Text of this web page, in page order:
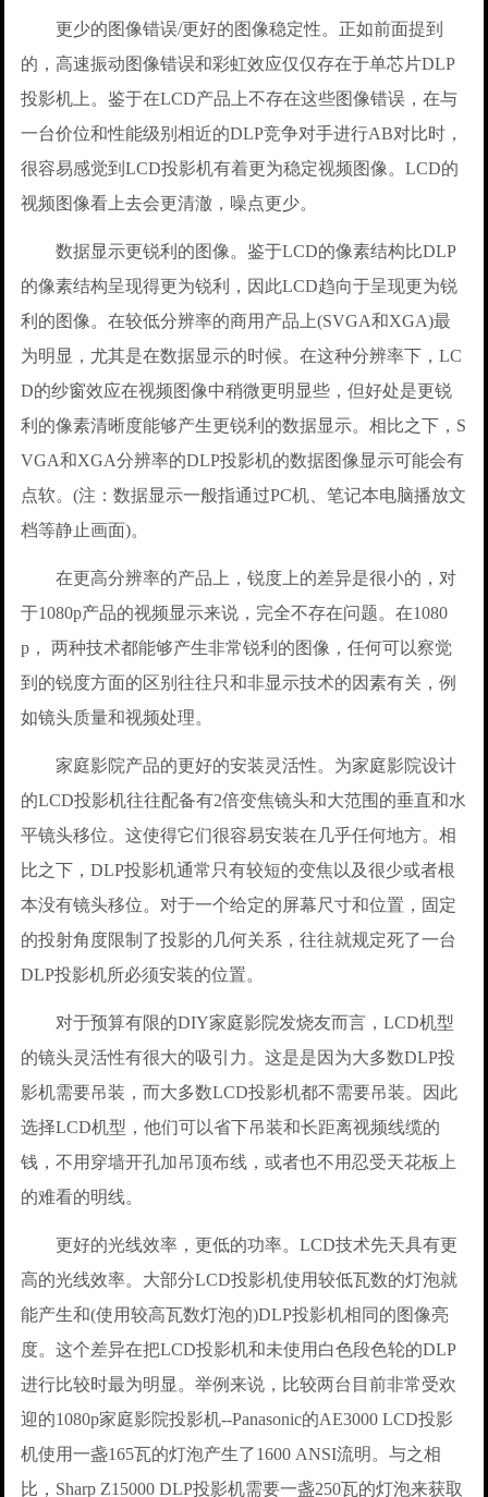
更少的图像错误/更好的图像稳定性。正如前面提到
的，高速振动图像错误和彩虹效应仅仅存在于单芯片DLP
投影机上。鉴于在LCD产品上不存在这些图像错误，在与
一台价位和性能级别相近的DLP竞争对手进行AB对比时，
很容易感觉到LCD投影机有着更为稳定视频图像。LCD的
视频图像看上去会更清澈，噪点更少。
数据显示更锐利的图像。鉴于LCD的像素结构比DLP
的像素结构呈现得更为锐利，因此LCD趋向于呈现更为锐
利的图像。在较低分辨率的商用产品上(SVGA和XGA)最
为明显，尤其是在数据显示的时候。在这种分辨率下，LC
D的纱窗效应在视频图像中稍微更明显些，但好处是更锐
利的像素清晰度能够产生更锐利的数据显示。相比之下，S
VGA和XGA分辨率的DLP投影机的数据图像显示可能会有
点软。(注：数据显示一般指通过PC机、笔记本电脑播放文
档等静止画面)。
在更高分辨率的产品上，锐度上的差异是很小的，对
于1080p产品的视频显示来说，完全不存在问题。在1080
p， 两种技术都能够产生非常锐利的图像，任何可以察觉
到的锐度方面的区别往往只和非显示技术的因素有关，例
如镜头质量和视频处理。
家庭影院产品的更好的安装灵活性。为家庭影院设计
的LCD投影机往往配备有2倍变焦镜头和大范围的垂直和水
平镜头移位。这使得它们很容易安装在几乎任何地方。相
比之下，DLP投影机通常只有较短的变焦以及很少或者根
本没有镜头移位。对于一个给定的屏幕尺寸和位置，固定
的投射角度限制了投影的几何关系，往往就规定死了一台
DLP投影机所必须安装的位置。
对于预算有限的DIY家庭影院发烧友而言，LCD机型
的镜头灵活性有很大的吸引力。这是是因为大多数DLP投
影机需要吊装，而大多数LCD投影机都不需要吊装。因此
选择LCD机型，他们可以省下吊装和长距离视频线缆的
钱，不用穿墙开孔加吊顶布线，或者也不用忍受天花板上
的难看的明线。
更好的光线效率，更低的功率。LCD技术先天具有更
高的光线效率。大部分LCD投影机使用较低瓦数的灯泡就
能产生和(使用较高瓦数灯泡的)DLP投影机相同的图像亮
度。这个差异在把LCD投影机和未使用白色段色轮的DLP
进行比较时最为明显。举例来说，比较两台目前非常受欢
迎的1080p家庭影院投影机--Panasonic的AE3000 LCD投影
机使用一盏165瓦的灯泡产生了1600 ANSI流明。与之相
比，Sharp Z15000 DLP投影机需要一盏250瓦的灯泡来获取